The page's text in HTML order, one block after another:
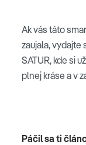
Ak vás táto
zaujala, vydajte
SATUR, kde si
plnej kráse a v
Páčil sa ti